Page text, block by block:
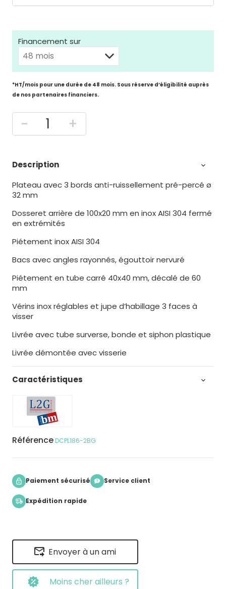
Envoyer à un ami
Moins cher ailleurs ?
Financement sur
*HT/mois pour une durée de 48 mois. Sous réserve d’éligibilité auprès
de nos partenaires financiers.
- +
Description 
Plateau avec 3 bords anti-ruissellement pré-percé ø
32 mm
Dosseret arrière de 100x20 mm en inox AISI 304 fermé
en extrémités
Piétement inox AISI 304
Bacs avec angles rayonnés, égouttoir nervuré
Piétement en tube carré 40x40 mm, décalé de 60
mm
Vérins inox réglables et jupe d’habillage 3 faces à
visser
Livrée avec tube surverse, bonde et siphon plastique
Livrée démontée avec visserie
Caractéristiques 
Référence DCPL186-2BG
Paiement sécurisé Service client
Expédition rapide